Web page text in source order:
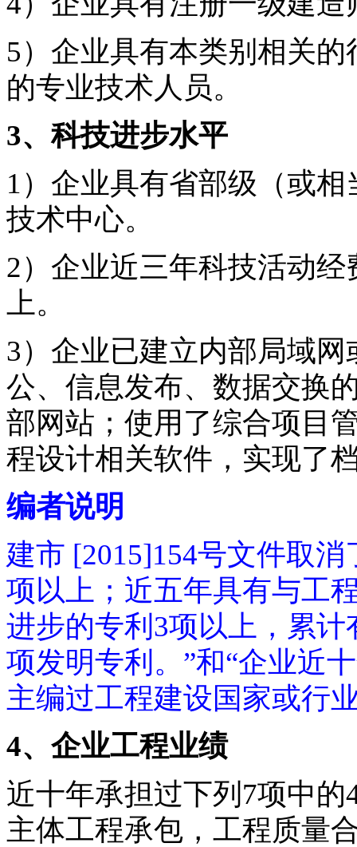
5）企业具有本类别相关
的专业技术人员。
3、科技进步水平
1）企业具有省部级（或
技术中心。
2）企业近三年科技活动
上。
3）企业已建立内部局域
公、信息发布、数据交换
部网站；使用了综合项目
程设计相关软件，实现了
编者说明
建市 [2015]154号文件取
项以上；近五年具有与工
进步的专利3项以上，累
项发明专利。”和“企业近
主编过工程建设国家或行
4、 企业工程业绩
近十年承担过下列7项中
主体工程承包，工程质量